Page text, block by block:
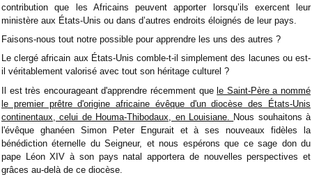
contribution que les Africains peuvent apporter lorsqu’ils exercent leur
ministère aux États-Unis ou dans d’autres endroits éloignés de leur pays.
Faisons-nous tout notre possible pour apprendre les uns des autres ?
Le clergé africain aux États-Unis comble-t-il simplement des lacunes ou est-
il véritablement valorisé avec tout son héritage culturel ?
Il est très encourageant d'apprendre récemment quele Saint-Père a nommé
le premier prêtre d'origine africaine évêque d'un diocèse des États-Unis
continentaux, celui de Houma-Thibodaux, en Louisiane. Nous souhaitons à
l'évêque ghanéen Simon Peter Engurait et à ses nouveaux fidèles la
bénédiction éternelle du Seigneur, et nous espérons que ce sage don du
pape Léon XIV à son pays natal apportera de nouvelles perspectives et
grâces au-delà de ce diocèse.